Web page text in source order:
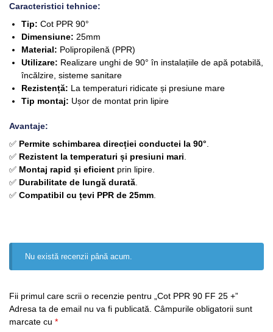
Caracteristici tehnice:
Tip: Cot PPR 90°
Dimensiune: 25mm
Material: Polipropilenă (PPR)
Utilizare: Realizare unghi de 90° în instalațiile de apă potabilă,
încălzire, sisteme sanitare
Rezistență: La temperaturi ridicate și presiune mare
Tip montaj: Ușor de montat prin lipire
Avantaje:
✅ Permite schimbarea direcției conductei la 90°
✅ Rezistent la temperaturi și presiuni mari
✅ Montaj rapid și eficient prin lipire.
✅ Durabilitate de lungă durată
✅ Compatibil cu țevi PPR de 25mm
Nu există recenzii până acum.
Fii primul care scrii o recenzie pentru „Cot PPR 90 FF 25 +”
Adresa ta de email nu va fi publicată. Câmpurile obligatorii sunt
marcate cu *